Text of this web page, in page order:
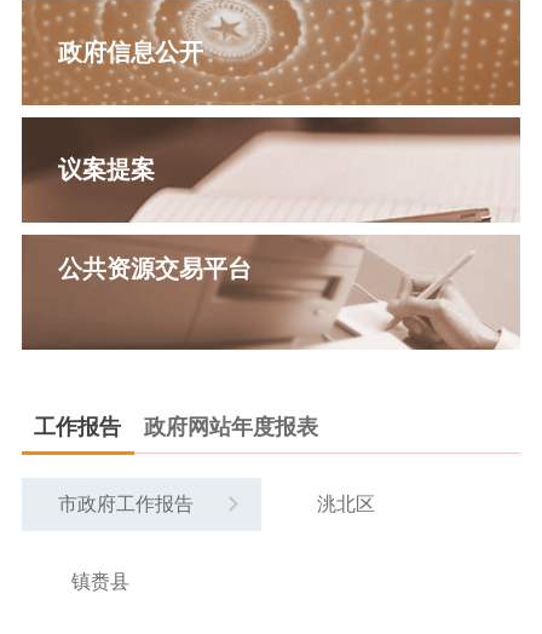
政府信息公开
议案提案
公共资源交易平台
工作报告 政府网站年度报表
市政府工作报告 洮北区
镇赉县